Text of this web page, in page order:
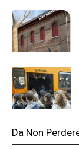
Da Non